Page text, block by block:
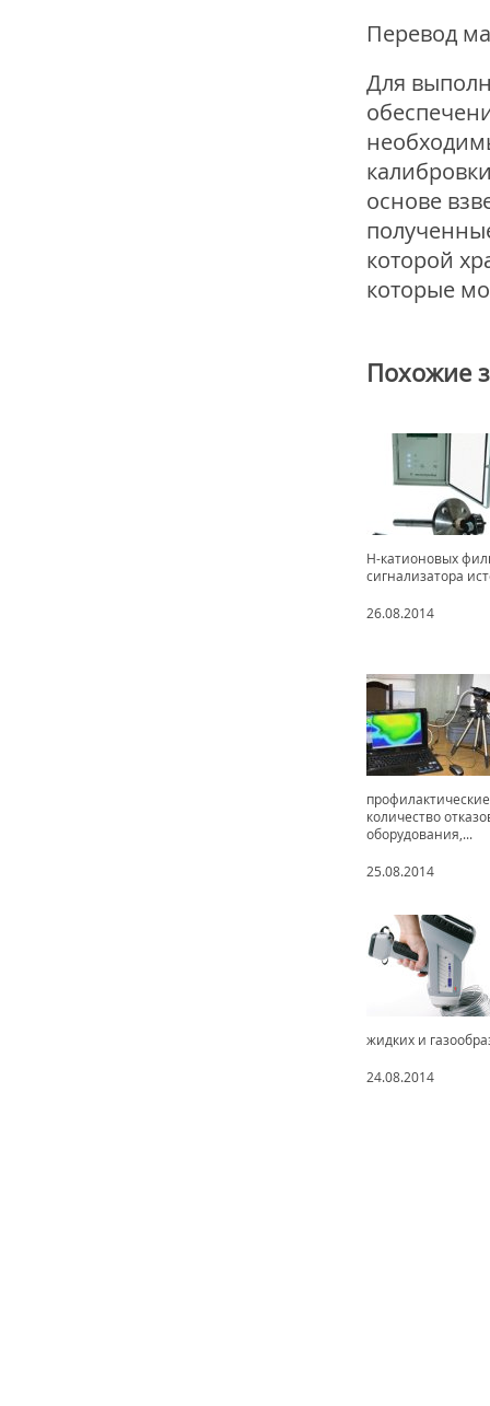
Перевод
Для
основе
которой
которые
Похожие
Н-катионовых
сигнализатора
26.08.2014
количество
оборудования,...
25.08.2014
жидких и
24.08.2014